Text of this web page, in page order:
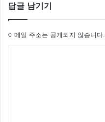
답글 남기기
이메일 주소는 공개되지 않습니다.